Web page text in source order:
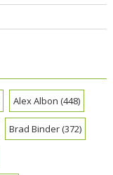
Alex Albon (448)
Brad Binder(372)